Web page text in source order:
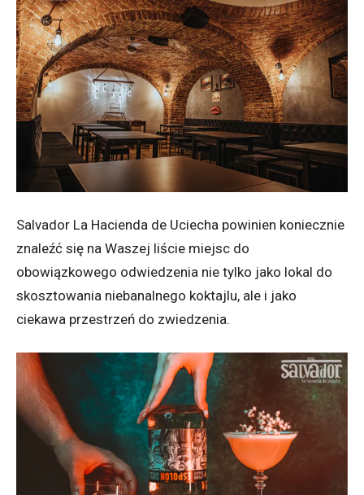
Salvador La Hacienda de Uciecha powinien koniecznie
znaleźć się na Waszej liście miejsc do
obowiązkowego odwiedzenia nie tylko jako lokal do
skosztowania niebanalnego koktajlu, ale i jako
ciekawa przestrzeń do zwiedzenia.